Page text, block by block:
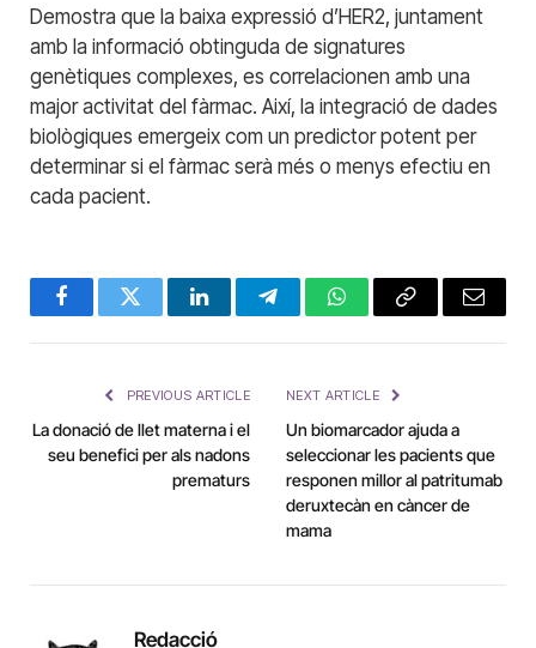
Demostra que la baixa expressió d’HER2, juntament
amb la informació obtinguda de signatures
genètiques complexes, es correlacionen amb una
major activitat del fàrmac. Així, la integració de dades
biològiques emergeix com un predictor potent per
determinar si el fàrmac serà més o menys efectiu en
cada pacient.
FacebookTwitter LinkedInTelegramWhatsAppCopy
Email
PREVIOUS ARTICLE
La donació de llet materna i el
seu benefici per als nadons
prematurs
NEXT ARTICLE
Un biomarcador ajuda a
seleccionar les pacients que
responen millor al patritumab
deruxtecàn en càncer de
mama
Redacció